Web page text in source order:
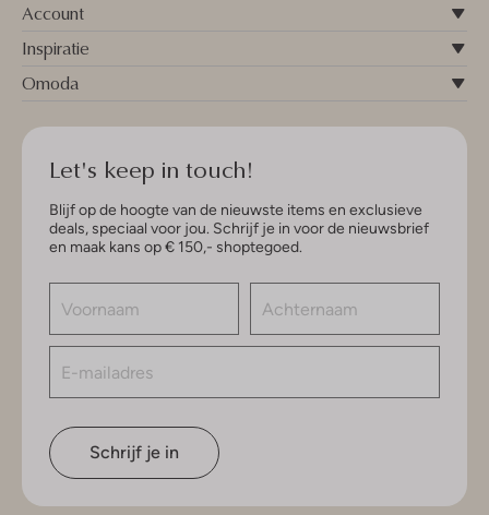
Account
Inspiratie
Omoda
Let's keep in touch!
Blijf op de hoogte van de nieuwste items en exclusieve
deals, speciaal voor jou. Schrijf je in voor de nieuwsbrief
en maak kans op € 150,- shoptegoed.
Schrijf je in